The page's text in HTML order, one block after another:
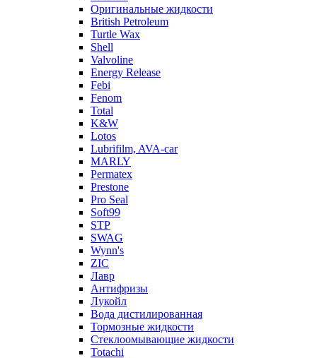
Оригинальные жидкости
British Petroleum
Turtle Wax
Shell
Valvoline
Energy Release
Febi
Fenom
Total
K&W
Lotos
Lubrifilm, AVA-car
MARLY
Permatex
Prestone
Pro Seal
Soft99
STP
SWAG
Wynn's
ZIC
Лавр
Антифризы
Лукойл
Вода дистилированная
Тормозные жидкости
Стеклоомывающие жидкости
Totachi